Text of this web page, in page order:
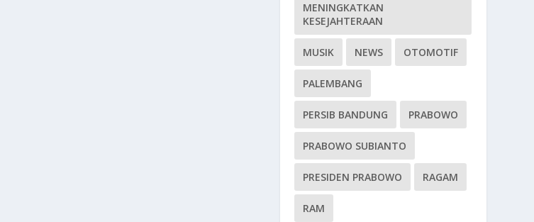
MENINGKATKAN
KESEJAHTERAAN
MUSIK NEWS OTOMOTIF
PALEMBANG
PERSIB BANDUNG PRABOWO
PRABOWO SUBIANTO
PRESIDEN PRABOWO RAGAM
RAM